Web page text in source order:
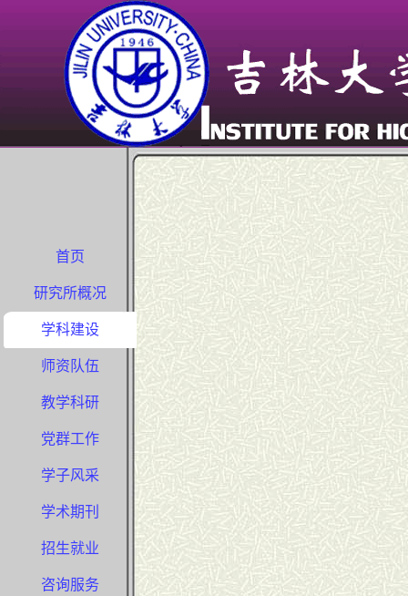
首页
研究所概况
学科建设
师资队伍
教学科研
党群工作
学子风采
学术期刊
招生就业
咨询服务